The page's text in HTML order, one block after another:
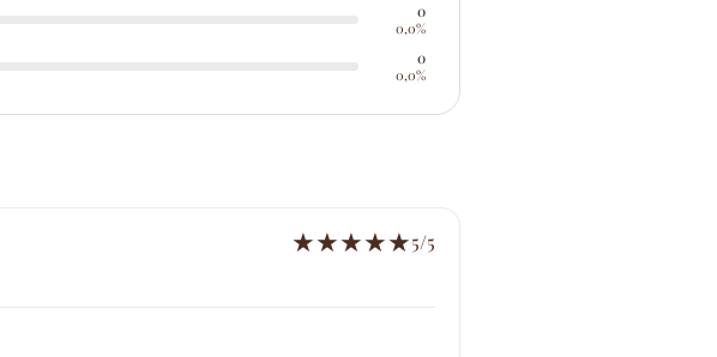
0
0,0%
0
0,0%
★★★★★5/5